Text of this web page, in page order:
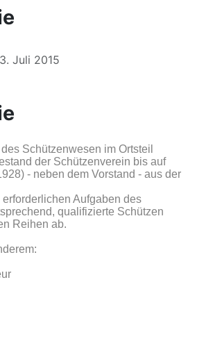
Juli 2015
Schützenwesen im Ortsteil
der Schützenverein bis auf
- neben dem Vorstand - aus der
Aufgaben des
qualifizierte Schützen
Reihen ab.